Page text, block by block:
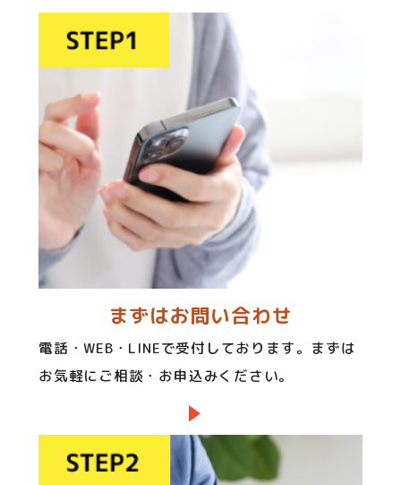
まずはお問い合わせ
電話・WEB・LINEで受付しております。まずは
お気軽にご相談・お申込みください。